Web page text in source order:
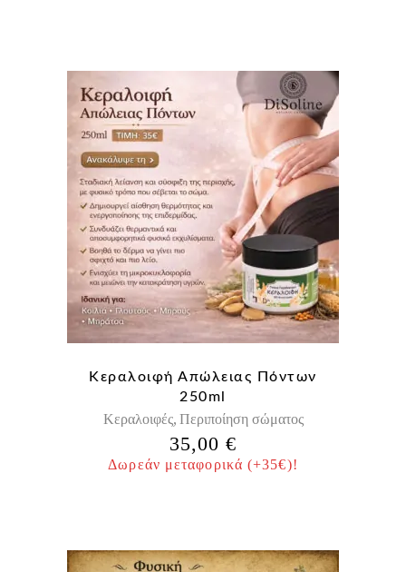
Κεραλοιφή Απώλειας Πόντων
250ml
Κεραλοιφές, Περιποίηση σώματος
35,00€
Δωρεάν μεταφορικά (+35€)!